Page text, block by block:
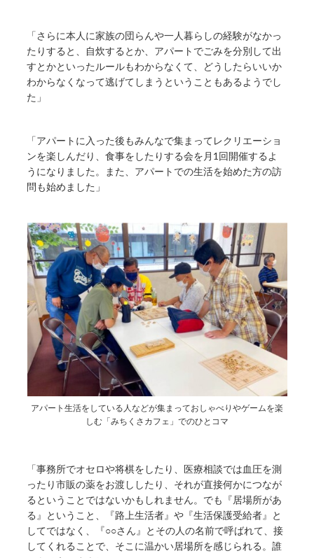
「さらに本人に家族の団らんや一人暮らしの経験がなかっ
たりすると、自炊するとか、アパートでごみを分別して出
すとかといったルールもわからなくて、どうしたらいいか
わからなくなって逃げてしまうということもあるようでし
た」
「アパートに入った後もみんなで集まってレクリエーショ
ンを楽しんだり、食事をしたりする会を月1回開催するよ
うになりました。また、アパートでの生活を始めた方の訪
問も始めました」
アパート生活をしている人などが集まっておしゃべりやゲームを楽
しむ「みちくさカフェ」でのひとコマ
「事務所でオセロや将棋をしたり、医療相談では血圧を測
ったり市販の薬をお渡ししたり、それが直接何かにつなが
るということではないかもしれません。でも『居場所があ
る』ということ、『路上生活者』や『生活保護受給者』と
してではなく、『○○さん』とその人の名前で呼ばれて、接
してくれることで、そこに温かい居場所を感じられる。誰